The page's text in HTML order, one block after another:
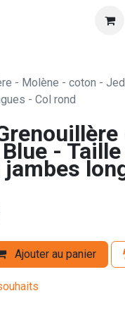
- Molène - coton -
- Col rond
-
Ajouter au panier